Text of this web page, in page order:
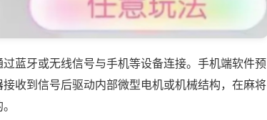
蓝牙或无线信号与手机等设备连接。手机端软件预
收到信号后驱动内部微型电机或机械结构，在麻将